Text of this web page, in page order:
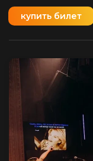
купить билет